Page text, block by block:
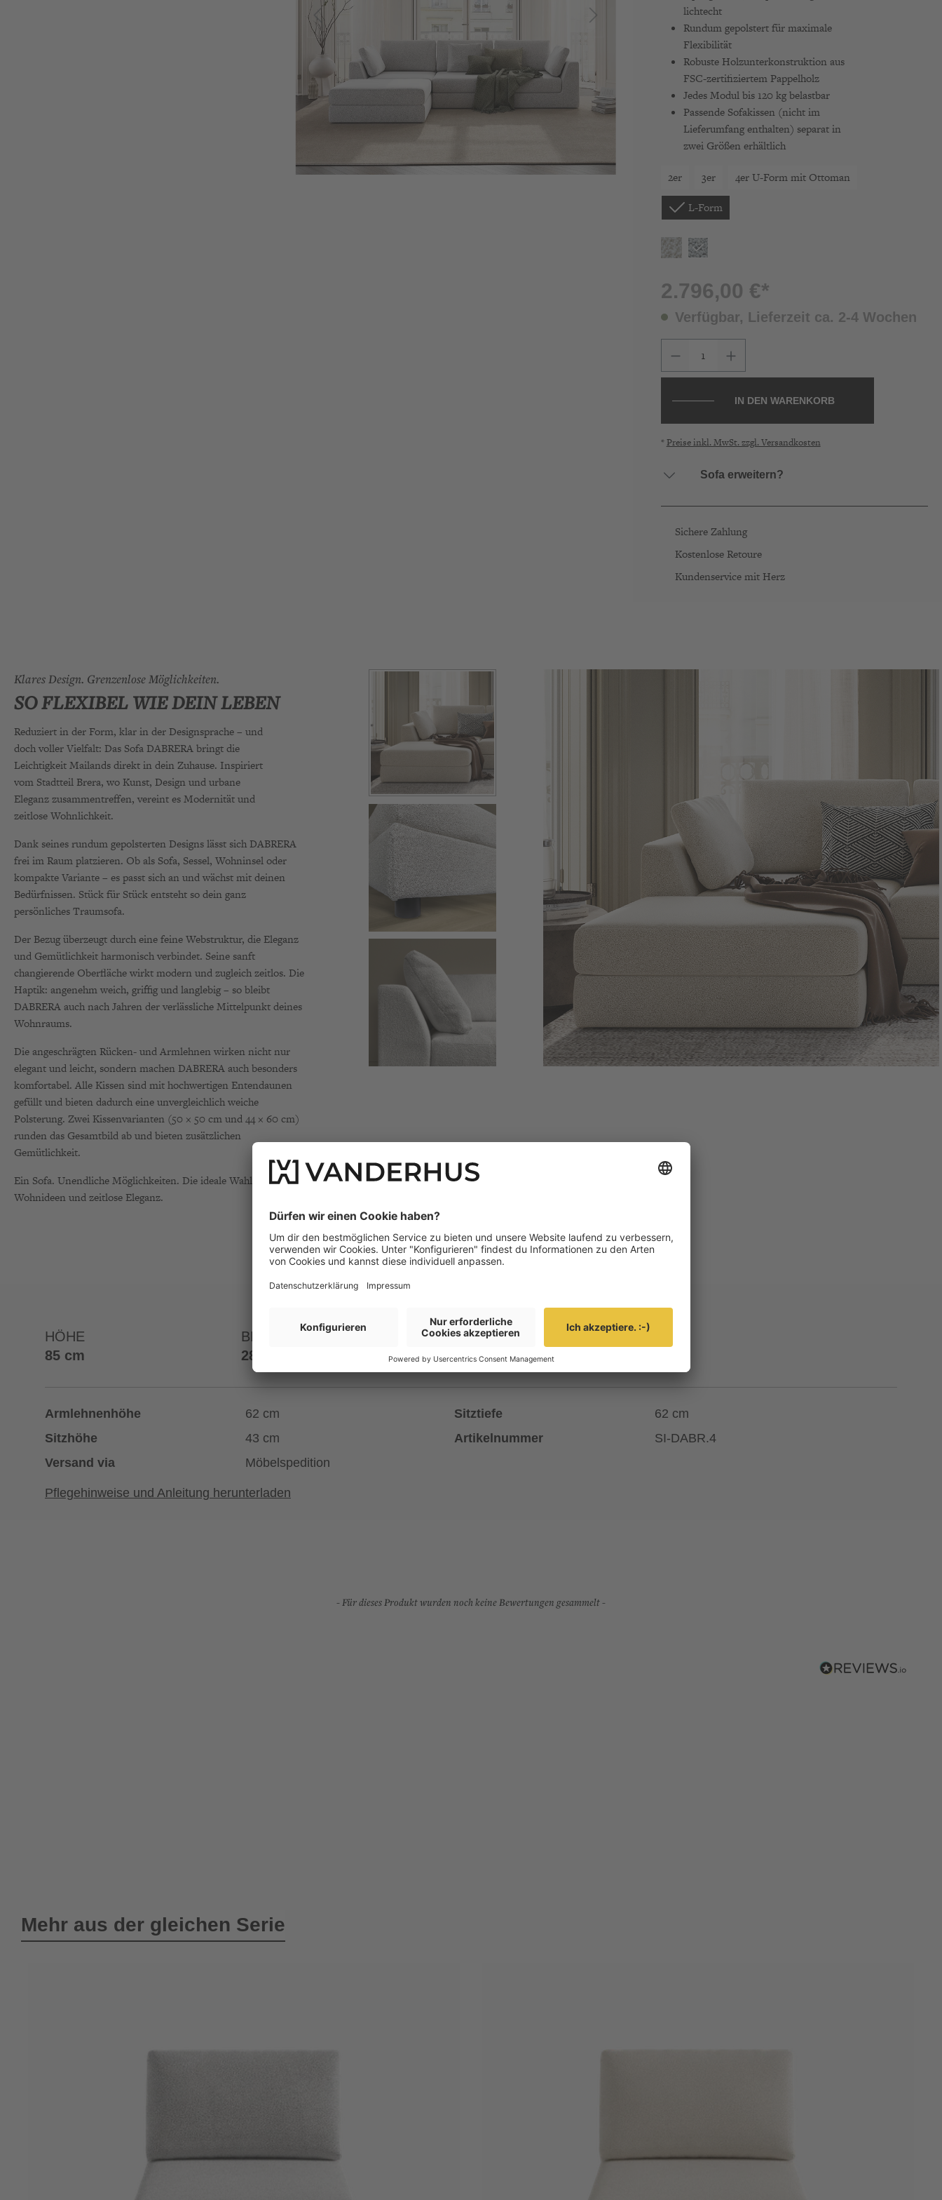
lichtecht
Rundum gepolstert für maximale
Flexibilität
Robuste Holzunterkonstruktion aus
FSC-zertifiziertem Pappelholz
Jedes Modul bis 120 kg belastbar
Passende Sofakissen (nicht im
Lieferumfang enthalten) separat in
zwei Größen erhältlich
2er 3er 4er U-Form mit Ottoman
L-Form
2.796,00 €*
Verfügbar, Lieferzeit ca. 2-4 Wochen
Produkt Anzahl: Gib den gewünschten
IN DEN WARENKORB
*Preise inkl. MwSt. zzgl. Versandkosten
Sofa erweitern?
DABRERA Salt & Pepper
Kissen
79,00 € *
DABRERA Salt & Pepper
Sichere Zahlung
Kostenlose Retoure
Kundenservice mit Herz
Klares Design. Grenzenlose Möglichkeiten.
SO FLEXIBEL WIE DEIN LEBEN
Reduziert in der Form, klar in der Designsprache – und
doch voller Vielfalt: Das Sofa DABRERA bringt die
Leichtigkeit Mailands direkt in dein Zuhause. Inspiriert
vom Stadtteil Brera, wo Kunst, Design und urbane
Eleganz zusammentreffen, vereint es Modernität und
zeitlose Wohnlichkeit.
Dank seines rundum gepolsterten Designs lässt sich DABRERA
frei im Raum platzieren. Ob als Sofa, Sessel, Wohninsel oder
kompakte Variante – es passt sich an und wächst mit deinen
Bedürfnissen. Stück für Stück entsteht so dein ganz
persönliches Traumsofa.
Der Bezug überzeugt durch eine feine Webstruktur, die Eleganz
und Gemütlichkeit harmonisch verbindet. Seine sanft
changierende Oberfläche wirkt modern und zugleich zeitlos. Die
Haptik: angenehm weich, griffig und langlebig – so bleibt
DABRERA auch nach Jahren der verlässliche Mittelpunkt deines
Wohnraums.
Die angeschrägten Rücken- und Armlehnen wirken nicht nur
elegant und leicht, sondern machen DABRERA auch besonders
komfortabel. Alle Kissen sind mit hochwertigen Entendaunen
gefüllt und bieten dadurch eine unvergleichlich weiche
Polsterung. Zwei Kissenvarianten (50 × 50 cm und 44 × 60 cm)
runden das Gesamtbild ab und bieten zusätzlichen
Gemütlichkeit.
Ein Sofa. Unendliche Möglichkeiten. Die ideale Wahl für flexible
Wohnideen und zeitlose Eleganz.
HÖHE
85 cm
BREITE
286 cm
TIEFE
80 cm
Artikelnummer
SI-DABR.4
Versand via
Möbelspedition
Sitztiefe
62 cm
Sitzhöhe
43 cm
Armlehnenhöhe 62 cm
Pflegehinweise und Anleitung herunterladen
- Für dieses Produkt wurden noch keine Bewertungen gesammelt -
Mehr aus der gleichen Serie